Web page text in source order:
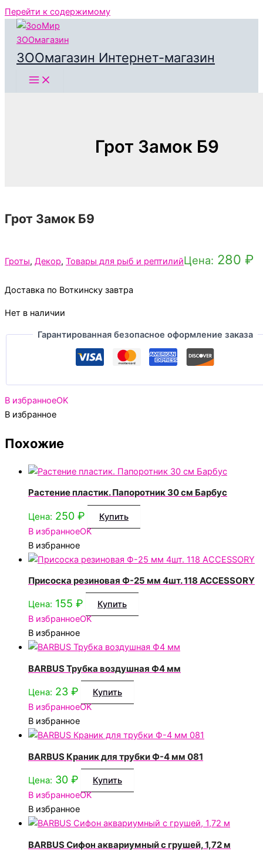
Перейти к содержимому
ЗООмагазин Интернет-магазин
Грот Замок Б9
Грот Замок Б9
Гроты, Декор, Товары для рыб и рептилийЦена: 280 ₽
Доставка по Воткинску завтра
Нет в наличии
Гарантированная безопасное оформление заказа
В избранноеOK
В избранное
Похожие
Растение пластик. Папоротник 30 см Барбус
Цена: 250 ₽
Купить
В избранноеOK
В избранное
Присоска резиновая Ф-25 мм 4шт. 118 ACCESSORY
Цена: 155 ₽
Купить
В избранноеOK
В избранное
BARBUS Трубка воздушная Ф4 мм
Цена: 23 ₽
Купить
В избранноеOK
В избранное
BARBUS Краник для трубки Ф-4 мм 081
Цена: 30 ₽
Купить
В избранноеOK
В избранное
BARBUS Сифон аквариумный с грушей, 1,72 м